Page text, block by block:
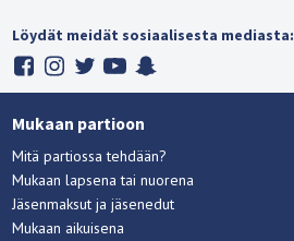
Löydät meidät sosiaalisesta mediasta:
Mukaan partioon
Mitä partiossa tehdään?
Mukaan lapsena tai nuorena
Jäsenmaksut ja jäsenedut
Mukaan aikuisena